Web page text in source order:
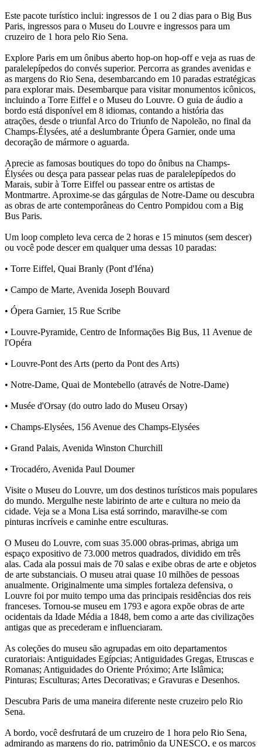
Este pacote turístico inclui: ingressos de 1 ou 2 dias para o Big Bus
Paris, ingressos para o Museu do Louvre e ingressos para um
cruzeiro de 1 hora pelo Rio Sena.
Explore Paris em um ônibus aberto hop-on hop-off e veja as ruas de
paralelepípedos do convés superior. Percorra as grandes avenidas e
as margens do Rio Sena, desembarcando em 10 paradas estratégicas
para explorar mais. Desembarque para visitar monumentos icônicos,
incluindo a Torre Eiffel e o Museu do Louvre. O guia de áudio a
bordo está disponível em 8 idiomas, contando a história das
atrações, desde o triunfal Arco do Triunfo de Napoleão, no final da
Champs-Élysées, até a deslumbrante Ópera Garnier, onde uma
decoração de mármore o aguarda.
Aprecie as famosas boutiques do topo do ônibus na Champs-
Élysées ou desça para passear pelas ruas de paralelepípedos do
Marais, subir à Torre Eiffel ou passear entre os artistas de
Montmartre. Aproxime-se das gárgulas de Notre-Dame ou descubra
as obras de arte contemporâneas do Centro Pompidou com a Big
Bus Paris.
Um loop completo leva cerca de 2 horas e 15 minutos (sem descer)
ou você pode descer em qualquer uma dessas 10 paradas:
• Torre Eiffel, Quai Branly (Pont d'Iéna)
• Campo de Marte, Avenida Joseph Bouvard
• Ópera Garnier, 15 Rue Scribe
• Louvre-Pyramide, Centro de Informações Big Bus, 11 Avenue de
l'Opéra
• Louvre-Pont des Arts (perto da Pont des Arts)
• Notre-Dame, Quai de Montebello (através de Notre-Dame)
• Musée d'Orsay (do outro lado do Museu Orsay)
• Champs-Elysées, 156 Avenue des Champs-Elysées
• Grand Palais, Avenida Winston Churchill
• Trocadéro, Avenida Paul Doumer
Visite o Museu do Louvre, um dos destinos turísticos mais populares
do mundo. Mergulhe neste labirinto de arte e cultura no meio da
cidade. Veja se a Mona Lisa está sorrindo, maravilhe-se com
pinturas incríveis e caminhe entre esculturas.
O Museu do Louvre, com suas 35.000 obras-primas, abriga um
espaço expositivo de 73.000 metros quadrados, dividido em três
alas. Cada ala possui mais de 70 salas e exibe obras de arte e objetos
de arte substanciais. O museu atrai quase 10 milhões de pessoas
anualmente. Originalmente uma simples fortaleza defensiva, o
Louvre foi por muito tempo uma das principais residências dos reis
franceses. Tornou-se museu em 1793 e agora expõe obras de arte
ocidentais da Idade Média a 1848, bem como a arte das civilizações
antigas que as precederam e influenciaram.
As coleções do museu são agrupadas em oito departamentos
curatoriais: Antiguidades Egípcias; Antiguidades Gregas, Etruscas e
Romanas; Antiguidades do Oriente Próximo; Arte Islâmica;
Pinturas; Esculturas; Artes Decorativas; e Gravuras e Desenhos.
Descubra Paris de uma maneira diferente neste cruzeiro pelo Rio
Sena.
A bordo, você desfrutará de um cruzeiro de 1 hora pelo Rio Sena,
admirando as margens do rio, patrimônio da UNESCO, e os marcos